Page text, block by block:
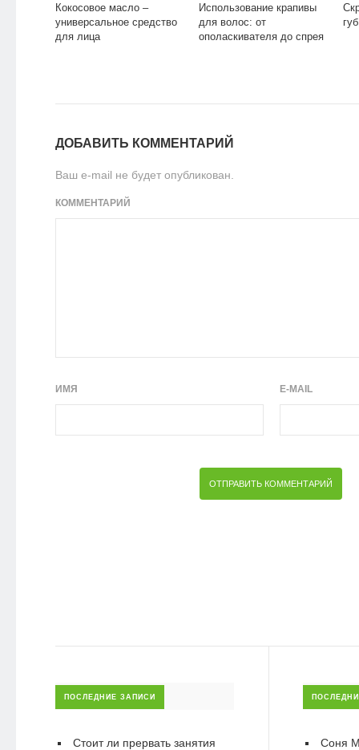
Кокосовое масло –
универсальное средство
для лица
Использование крапивы
для волос: от
ополаскивателя до спрея
губ
ДОБАВИТЬ КОММЕНТАРИЙ
Ваш e-mail не будет опубликован.
КОММЕНТАРИЙ
ИМЯ E-MAIL
ПОСЛЕДНИЕ ЗАПИСИ
Стоит ли прервать занятия
Соня